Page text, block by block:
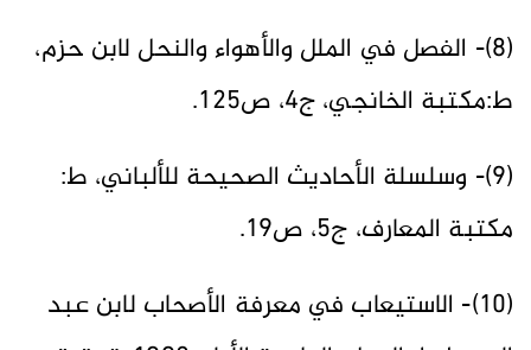
(8)- الفصل في الملل والأهواء والنحل لابن حزم،
ط:مكتبة الخانجي، ج4، ص125.
(9)- وسلسلة الأحاديث الصحيحة للألباني، ط:
مكتبة المعارف، ج5، ص19.
(10)- الاستيعاب في معرفة الأصحاب لابن عبد